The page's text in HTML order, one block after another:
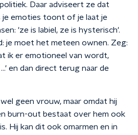
Daar adviseert ze dat
je emoties toont of je laat je
'ze is labiel, ze is hysterisch'.
je moet het meteen ownen. Zeg:
ik er emotioneel van wordt,
en dan direct terug naar de
geen vrouw, maar omdat hij
burn-out bestaat over hem ook
Hij kan dit ook omarmen en in